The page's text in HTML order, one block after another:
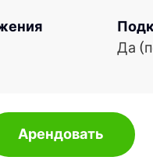
Да
Арендовать